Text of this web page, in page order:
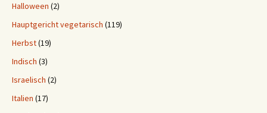
Halloween (2)
Hauptgericht vegetarisch (119)
Herbst(19)
Indisch (3)
Israelisch (2)
Italien (17)